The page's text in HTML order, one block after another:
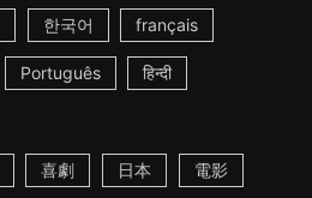
한국어 français
Português हिन्दी
喜劇 日本 電影